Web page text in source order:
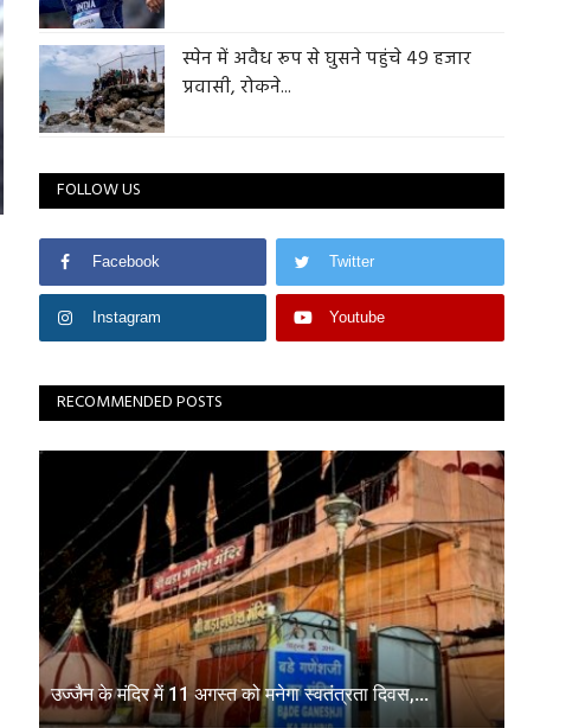
स्पेन में अवैध रूप से घुसने पहुंचे 49 हजार
प्रवासी, रोकने...
FOLLOW US
Facebook Twitter
Instagram Youtube
RECOMMENDED POSTS
उज्जैन के मंदिर में 11 अगस्त को मनेगा स्वतंत्रता दिवस,...